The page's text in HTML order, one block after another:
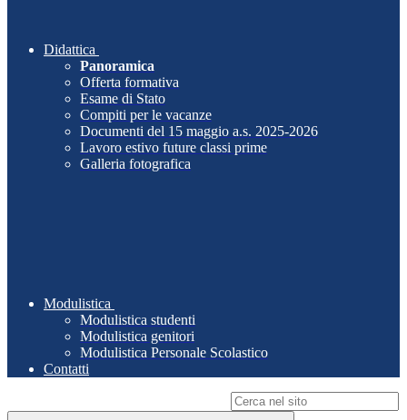
Didattica
Panoramica
Offerta formativa
Esame di Stato
Compiti per le vacanze
Documenti del 15 maggio a.s. 2025-2026
Lavoro estivo future classi prime
Galleria fotografica
Modulistica
Modulistica studenti
Modulistica genitori
Modulistica Personale Scolastico
Contatti